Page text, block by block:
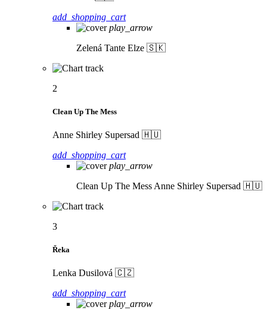
add_shopping_cart
play_arrow
Zelená Tante Elze 🇸🇰
2
Clean Up The Mess
Anne Shirley Supersad 🇭🇺
add_shopping_cart
play_arrow
Clean Up The Mess Anne Shirley Supersad 🇭🇺
3
Řeka
Lenka Dusilová 🇨🇿
add_shopping_cart
play_arrow